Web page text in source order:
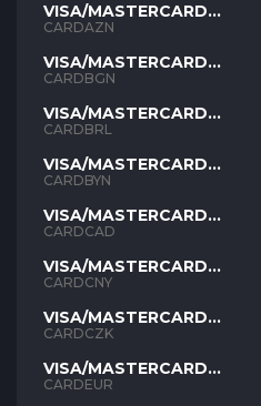
VISA/MASTERCARD
AZN
CARDAZN
VISA/MASTERCARD
BGN
CARDBGN
VISA/MASTERCARD
BRL
CARDBRL
VISA/MASTERCARD
BYN
CARDBYN
VISA/MASTERCARD
CAD
CARDCAD
VISA/MASTERCARD
CNY
CARDCNY
VISA/MASTERCARD
CZK
CARDCZK
VISA/MASTERCARD
EUR
CARDEUR